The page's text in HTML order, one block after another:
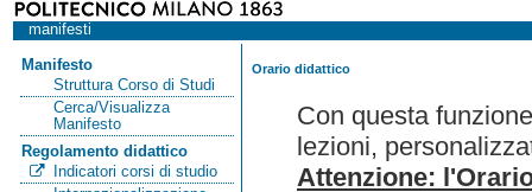
manifesti
Manifesto
Struttura Corso di Studi
Cerca/Visualizza
Manifesto
Regolamento didattico
Indicatori corsi di studio
Orario didattico
Con questa
lezioni,
Attenzione: